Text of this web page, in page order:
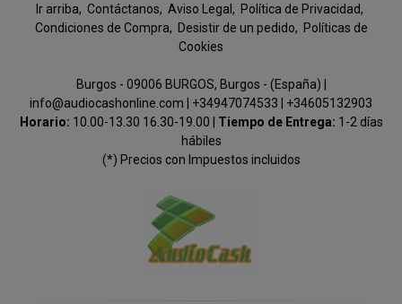
Ir arriba Contáctanos Aviso Legal
Política de Privacidad
Condiciones de Compra
Desistir de un pedido
Políticas de
Cookies
Burgos - 09006 BURGOS, Burgos - (España) |
info@audiocashonline.com | +34947074533
+34605132903
Horario: 10.00-13.30 16.30-19.00 | Tiempo de Entrega: 1-2 días
hábiles
(*) Precios con Impuestos incluidos